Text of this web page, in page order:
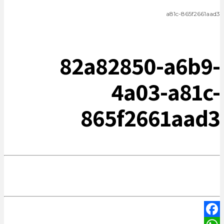
a81c-865f2661aad3
82a82850-a6b9-
4a03-a81c-
865f2661aad3